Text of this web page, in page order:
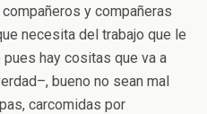
y compañeras
necesita del trabajo que le
hay cositas que va a
bueno no sean mal
carcomidas por